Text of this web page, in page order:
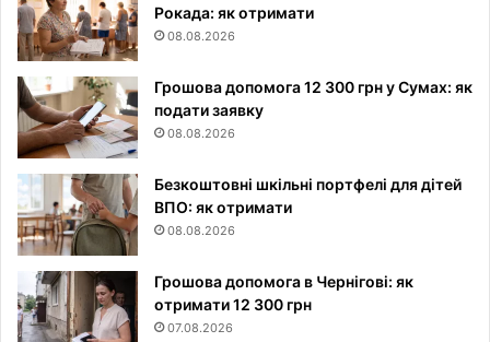
Рокада: як отримати
08.08.2026
Грошова допомога 12 300 грн у Сумах: як
подати заявку
08.08.2026
Безкоштовні шкільні портфелі для дітей
ВПО: як отримати
08.08.2026
Грошова допомога в Чернігові: як
отримати 12 300 грн
07.08.2026